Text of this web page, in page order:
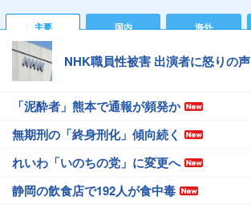
主要 国内 海外
NHK職員性被害 出演者に怒りの声
「泥酔者」熊本で通報が頻発か
無期刑の「終身刑化」傾向続く
れいわ「いのちの党」に変更へ
静岡の飲食店で192人が食中毒